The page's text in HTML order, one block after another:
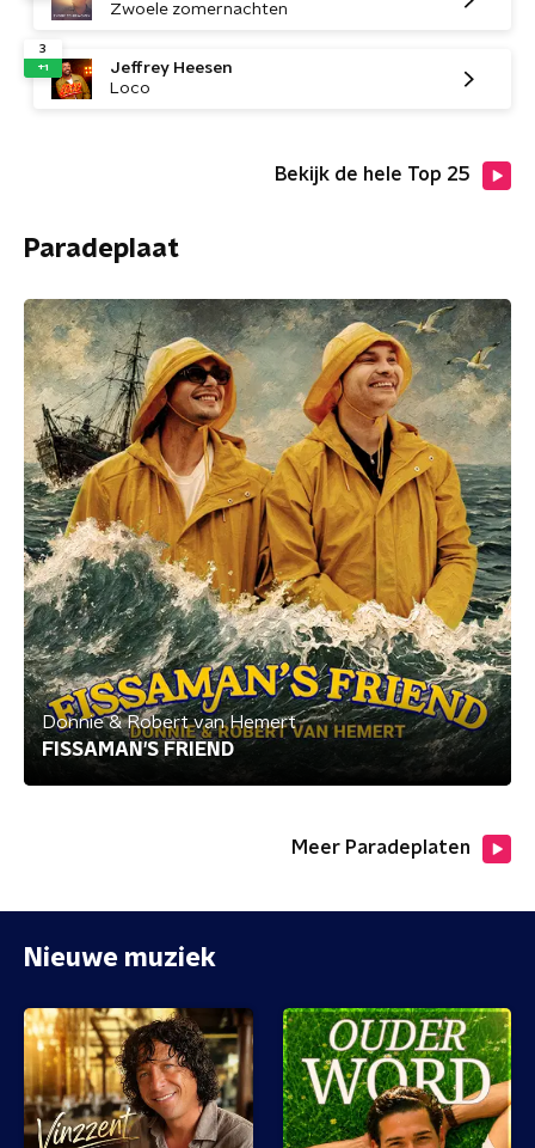
Zwoele zomernachten
3
+1
Jeffrey Heesen
Loco
Bekijk de hele Top 25
Paradeplaat
Donnie & Robert van Hemert
FISSAMAN'S FRIEND
Meer Paradeplaten
Nieuwe muziek